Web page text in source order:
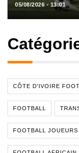
05/08/2026 - 13:01
CÔTE D'IVOIRE
FOOTBALL
FOOTBALL JOUEURS